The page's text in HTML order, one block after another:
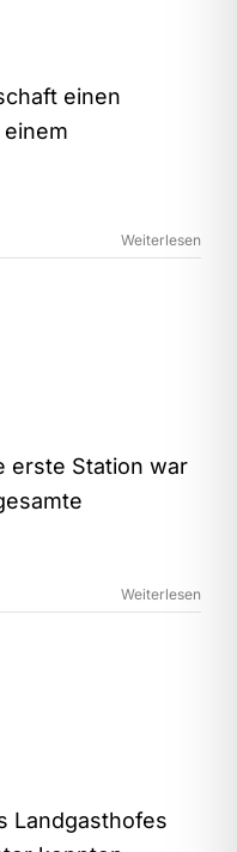
einen
Weiterlesen
erste Station war
Weiterlesen
Landgasthofes